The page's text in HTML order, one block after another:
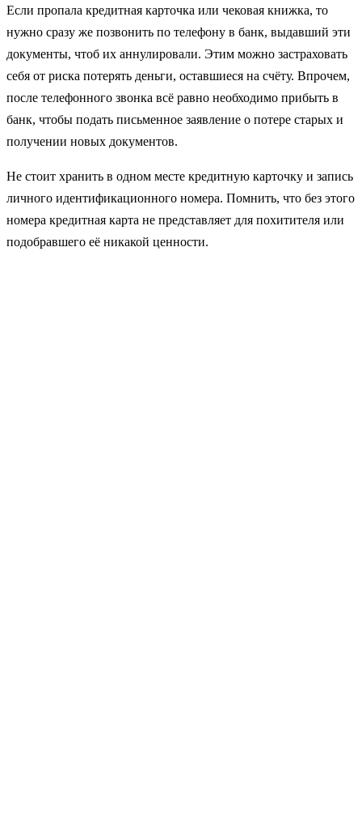
Если пропала кредитная карточка или чековая книжка, то
нужно сразу же позвонить по телефону в банк, выдавший эти
документы, чтоб их аннулировали. Этим можно застраховать
себя от риска потерять деньги, оставшиеся на счёту. Впрочем,
после телефонного звонка всё равно необходимо прибыть в
банк, чтобы подать письменное заявление о потере старых и
получении новых документов.
Не стоит хранить в одном месте кредитную карточку и запись
личного идентификационного номера. Помнить, что без этого
номера кредитная карта не представляет для похитителя или
подобравшего её никакой ценности.